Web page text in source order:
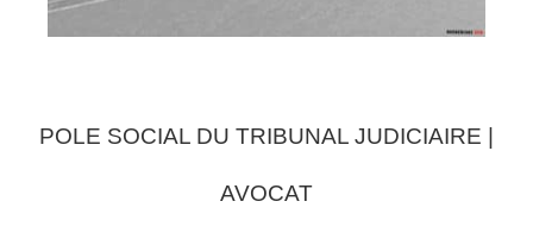
POLE SOCIAL DU TRIBUNAL JUDICIAIRE |
AVOCAT